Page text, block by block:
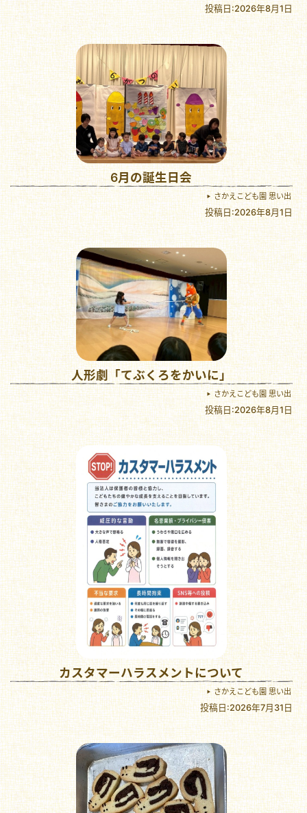
投稿日:2026年8月1日
6月の誕生日会
さかえこども園 思い出
投稿日:2026年8月1日
人形劇「てぶくろをかいに」
さかえこども園 思い出
投稿日:2026年8月1日
カスタマーハラスメントについて
さかえこども園 思い出
投稿日:2026年7月31日